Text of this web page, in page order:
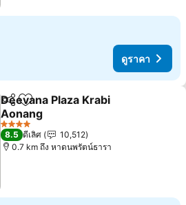
ดูราคา
แชร์ เพิ่มในรายการโปรด
Deevana Plaza Krabi
Aonang
ดูราคา
4 ดาว
8.5 ดีเลิศ
10,512
0.7 km ถึง หาดนพรัตน์ธารา